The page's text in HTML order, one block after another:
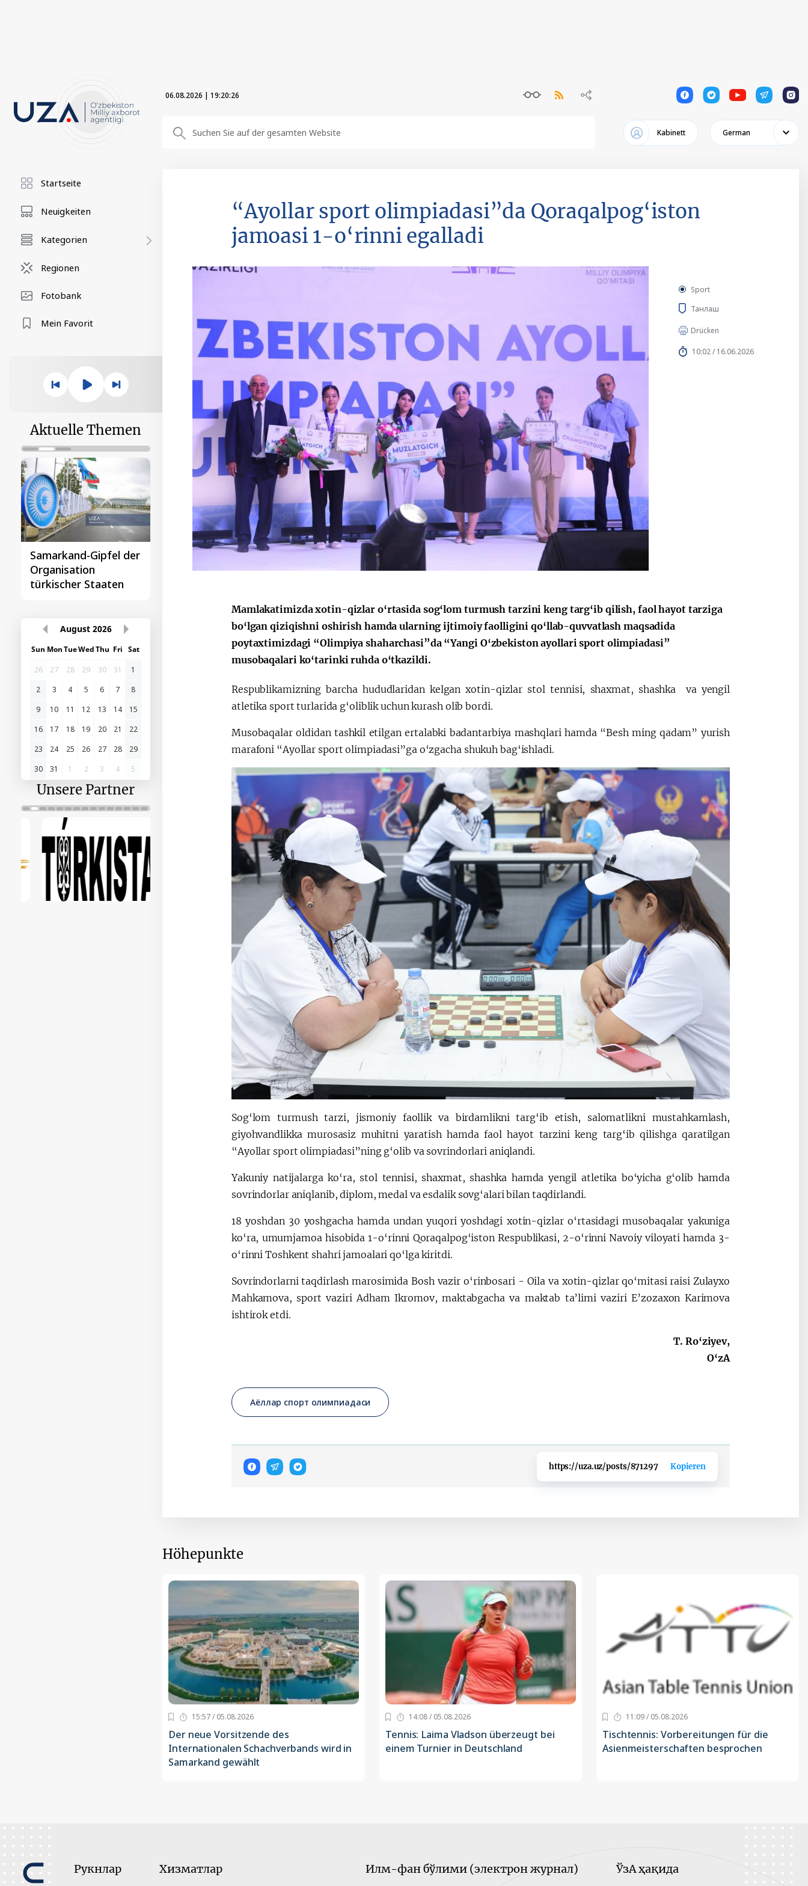
06.08.2026 | 19:20:27 1 1 1 1 1
Kabinett German
Startseite
Neuigkeiten
Kategorien
Regionen
Fotobank
Mein Favorit
Aktuelle Themen
Samarkand-Gipfel der
Organisation
türkischer Staaten
Gipfeltreffen
August 2026
Sun MonTueWedThu Fri Sat
26
27 28 29 30 31
1
2
3 4 5 6 7
8
9
10 11 12 13 14
15
16
17 18 19 20 21
22
23
24 25 26 27 28
29
30
31 1 2 3 4 5
Unsere Partner
“Ayollar sport olimpiadasi”da Qoraqalpog‘iston
jamoasi 1-o‘rinni egalladi
Sport
Танлаш
Drücken
10:02 / 16.06.2026
Mamlakatimizda xotin-qizlar o‘rtasida sog‘lom turmush tarzini keng targ‘ib qilish, faol hayot tarziga
bo‘lgan qiziqishni oshirish hamda ularning ijtimoiy faolligini qo‘llab-quvvatlash maqsadida
poytaxtimizdagi “Olimpiya shaharchasi”da “Yangi O‘zbekiston ayollari sport olimpiadasi”
musobaqalari ko‘tarinki ruhda o‘tkazildi.
Respublikamizning barcha hududlaridan kelgan xotin-qizlar stol tennisi, shaxmat, shashka va yengil
atletika sport turlarida g‘oliblik uchun kurash olib bordi.
Musobaqalar oldidan tashkil etilgan ertalabki badantarbiya mashqlari hamda “Besh ming qadam” yurish
marafoni “Ayollar sport olimpiadasi”ga o‘zgacha shukuh bag‘ishladi.
Sog‘lom turmush tarzi, jismoniy faollik va birdamlikni targ‘ib etish, salomatlikni mustahkamlash,
giyohvandlikka murosasiz muhitni yaratish hamda faol hayot tarzini keng targ‘ib qilishga qaratilgan
“Ayollar sport olimpiadasi”ning g‘olib va sovrindorlari aniqlandi.
Yakuniy natijalarga ko‘ra, stol tennisi, shaxmat, shashka hamda yengil atletika bo‘yicha g‘olib hamda
sovrindorlar aniqlanib, diplom, medal va esdalik sovg‘alari bilan taqdirlandi.
18 yoshdan 30 yoshgacha hamda undan yuqori yoshdagi xotin-qizlar o‘rtasidagi musobaqalar yakuniga
ko‘ra, umumjamoa hisobida 1-o‘rinni Qoraqalpog‘iston Respublikasi, 2-o‘rinni Navoiy viloyati hamda 3-
o‘rinni Toshkent shahri jamoalari qo‘lga kiritdi.
Sovrindorlarni taqdirlash marosimida Bosh vazir o‘rinbosari - Oila va xotin-qizlar qo‘mitasi raisi Zulayxo
Mahkamova, sport vaziri Adham Ikromov, maktabgacha va maktab ta’limi vaziri E’zozaxon Karimova
ishtirok etdi.
T. Ro‘ziyev,
O‘zA
Аёллар спорт олимпиадаси
https://uza.uz/posts/871297 Kopieren
Höhepunkte
15:57 / 05.08.2026
Der neue Vorsitzende des
Internationalen Schachverbands wird in
Samarkand gewählt
14:08 / 05.08.2026
Tennis: Laima Vladson überzeugt bei
einem Turnier in Deutschland
11:09 / 05.08.2026
Tischtennis: Vorbereitungen für die
Asienmeisterschaften besprochen
Рукнлар Хизматлар Илм-фан бўлими (электрон журнал) ЎзА ҳақида